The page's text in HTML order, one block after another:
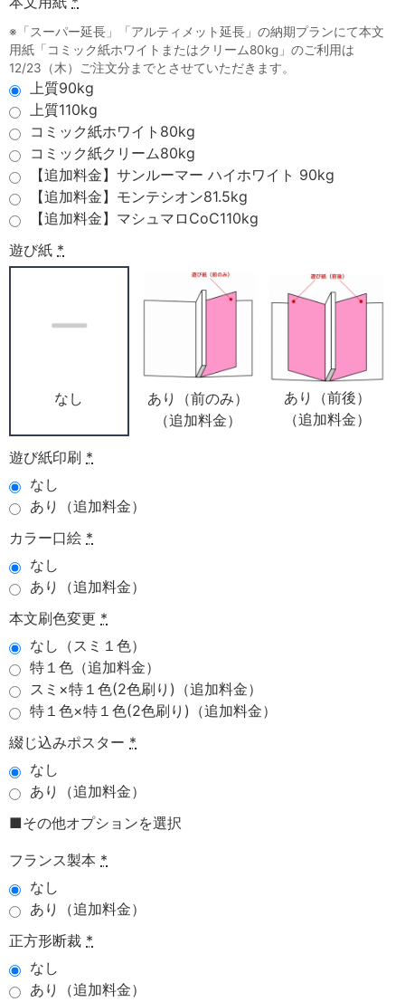
※「スーパー延長」「アルティメット延長」の納期プランにて本文
用紙「コミック紙ホワイトまたはクリーム80kg」のご利用は
12/23（木）ご注文分までとさせていただきます。
上質90kg
上質110kg
コミック紙ホワイト80kg
コミック紙クリーム80kg
【追加料金】サンルーマー ハイホワイト 90kg
【追加料金】モンテシオン81.5kg
【追加料金】マシュマロCoC110kg
遊び紙 *
なし
あり（前のみ）
（追加料金）
あり（前後）
（追加料金）
遊び紙印刷 *
なし
あり（追加料金）
カラー口絵 *
なし
あり（追加料金）
本文刷色変更 *
なし（スミ１色）
特１色（追加料金）
スミ×特１色(2色刷り)（追加料金）
特１色×特１色(2色刷り)（追加料金）
綴じ込みポスター *
なし
あり（追加料金）
■その他オプションを選択
フランス製本 *
なし
あり（追加料金）
正方形断裁 *
なし
あり（追加料金）